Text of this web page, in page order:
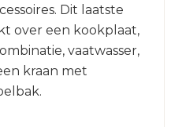
Dit laatste
over een kookplaat,
vaatwasser,
kraan met